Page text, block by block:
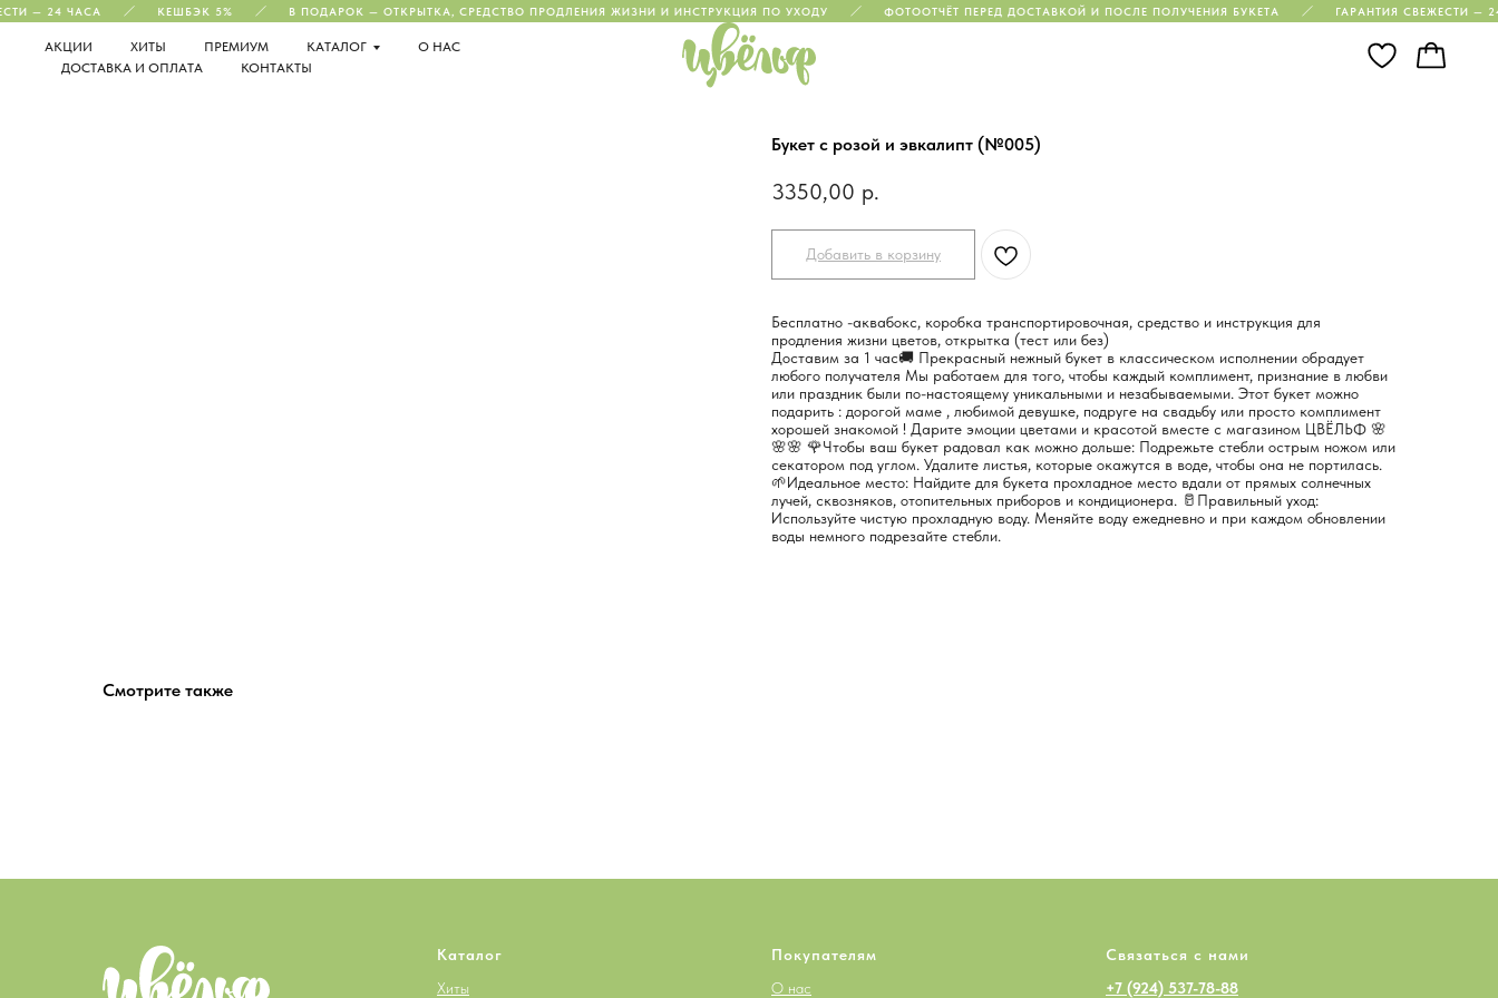
— 24 ЧАСА КЕШБЭК 5% В ПОДАРОК — ОТКРЫТКА, СРЕДСТВО ПРОДЛЕНИЯ ЖИЗНИ И ИНСТРУКЦИЯ ПО УХОДУ ФОТООТЧЁТ ПЕРЕД ДОСТАВКОЙ И ПОСЛЕ ПОЛУЧЕНИЯ БУКЕТА ГАРАНТИЯ СВЕЖЕСТИ —
АКЦИИ ХИТЫ ПРЕМИУМ КАТАЛОГ
О НАС
ДОСТАВКА И ОПЛАТА
КОНТАКТЫ
Букет с розой и эвкалипт (№005)
3350,00 р.
Добавить в корзину
Бесплатно -аквабокс, коробка транспортировочная, средство и инструкция для
продления жизни цветов, открытка (тест или без)
Доставим за 1 час🚚 Прекрасный нежный букет в классическом исполнении обрадует
любого получателя Мы работаем для того, чтобы каждый комплимент, признание в любви
или праздник были по-настоящему уникальными и незабываемыми. Этот букет можно
подарить : дорогой маме , любимой девушке, подруге на свадьбу или просто комплимент
хорошей знакомой ! Дарите эмоции цветами и красотой вместе с магазином ЦВЁЛЬФ 🌸
🌸🌸 🌹Чтобы ваш букет радовал как можно дольше: Подрежьте стебли острым ножом или
секатором под углом. Удалите листья, которые окажутся в воде, чтобы она не портилась.
🌱Идеальное место: Найдите для букета прохладное место вдали от прямых солнечных
лучей, сквозняков, отопительных приборов и кондиционера. 🥛Правильный уход:
Используйте чистую прохладную воду. Меняйте воду ежедневно и при каждом обновлении
воды немного подрезайте стебли.
Смотрите также
Каталог
Хиты
Покупателям
О нас
Связаться с нами
+7 (924) 537-78-88